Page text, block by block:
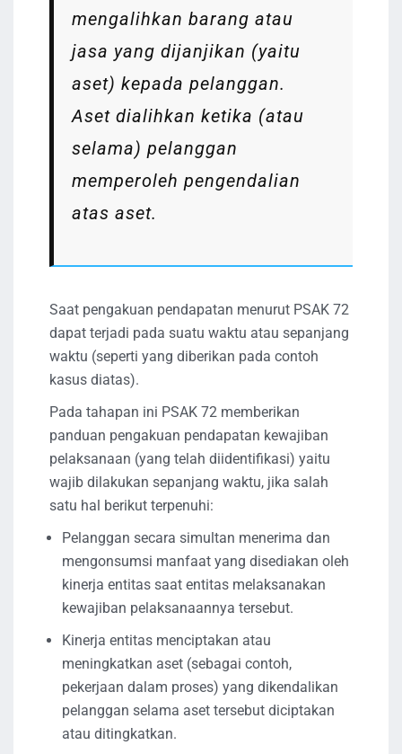
mengalihkan barang atau
jasa yang dijanjikan (yaitu
aset) kepada pelanggan.
Aset dialihkan ketika (atau
selama) pelanggan
memperoleh pengendalian
atas aset.
Saat pengakuan pendapatan menurut PSAK 72
dapat terjadi pada suatu waktu atau sepanjang
waktu (seperti yang diberikan pada contoh
kasus diatas).
Pada tahapan ini PSAK 72 memberikan
panduan pengakuan pendapatan kewajiban
pelaksanaan (yang telah diidentifikasi) yaitu
wajib dilakukan sepanjang waktu, jika salah
satu hal berikut terpenuhi:
Pelanggan secara simultan menerima dan
mengonsumsi manfaat yang disediakan oleh
kinerja entitas saat entitas melaksanakan
kewajiban pelaksanaannya tersebut.
Kinerja entitas menciptakan atau
meningkatkan aset (sebagai contoh,
pekerjaan dalam proses) yang dikendalikan
pelanggan selama aset tersebut diciptakan
atau ditingkatkan.